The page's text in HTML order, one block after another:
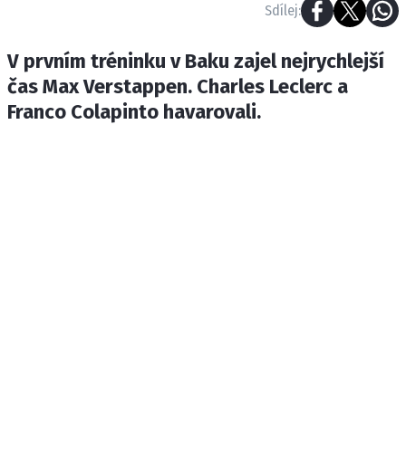
OSOBNÍ ÚDAJE / COOKIES
Provozovatelem serveru F1NEWS.cz je
INCORP MEDIA GROUP s.r.o., IČ: 118 23 054
Sdílej:
V prvním tréninku v Baku zajel nejrychlejší
čas Max Verstappen. Charles Leclerc a
Franco Colapinto havarovali.